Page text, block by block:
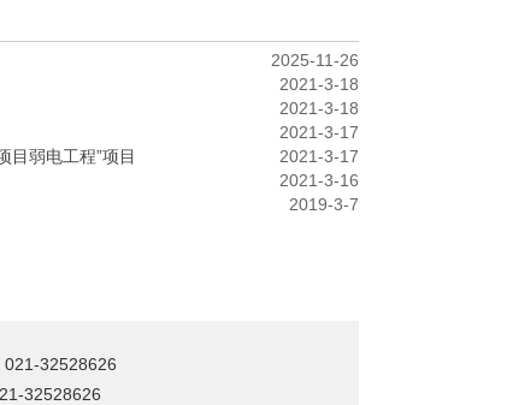
2025-11-26
2021-3-18
2021-3-18
2021-3-17
目弱电工程”项目
2021-3-17
2021-3-16
2019-3-7
32528626
32528626